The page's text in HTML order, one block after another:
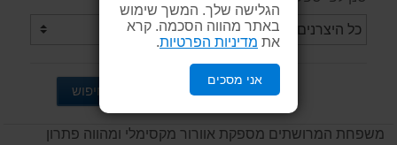
הגלישה שלך. המשך שימוש
באתר מהווה הסכמה. קרא
את מדיניות הפרטיות
אני מסכים
חיפוש
משפחת המרושתים מספקת אוורור מקסימלי ומהווה פתרון